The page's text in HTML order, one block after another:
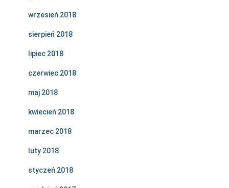
wrzesień 2018
sierpień 2018
lipiec 2018
czerwiec 2018
maj 2018
kwiecień 2018
marzec 2018
luty 2018
styczeń 2018